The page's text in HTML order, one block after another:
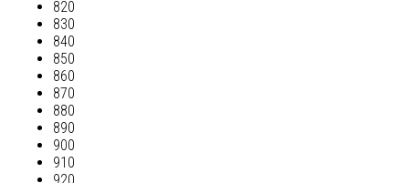
820
830
840
850
860
870
880
890
900
910